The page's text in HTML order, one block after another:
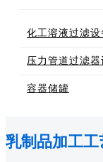
化工溶液过滤设
压力管道过滤器
容器储罐
乳制品加工